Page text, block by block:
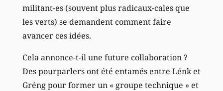
militant-es (souvent plus radicaux-cales que
les verts) se demandent comment faire
avancer ces idées.
Cela annonce-t-il une future collaboration ?
Des pourparlers ont été entamés entre Lénk et
Gréng pour former un « groupe technique » et